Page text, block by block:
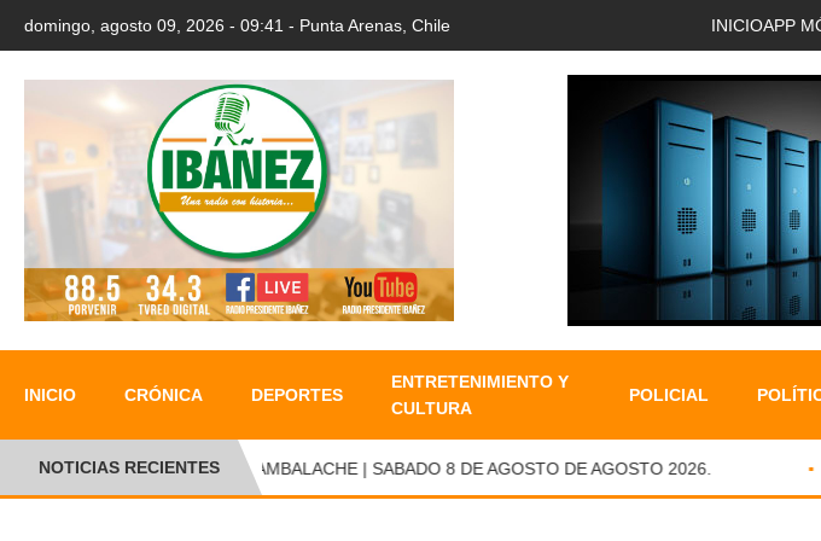
domingo, agosto 09, 2026 - 09:41 - Punta Arenas, Chile INICIOAPP
INICIO CRÓNICA DEPORTES
ENTRETENIMIENTO Y
CULTURA
POLICIAL
NOTICIAS RECIENTESCAMBALACHE | SABADO 8 DE AGOSTO DE AGOSTO 2026.